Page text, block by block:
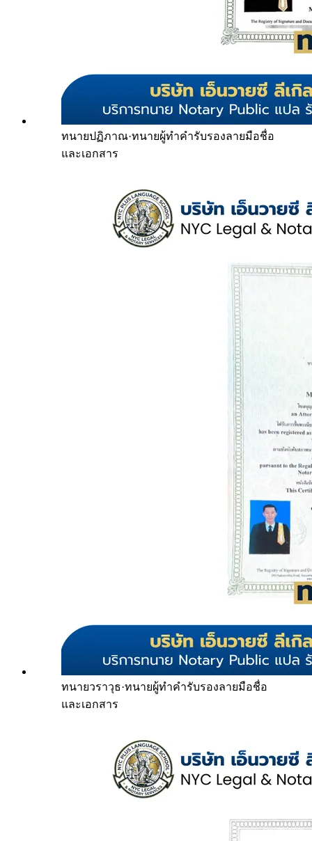
ทนายปฏิภาณ·ทนายผู้ทำคำรับรองลายมือชื่อ
และเอกสาร
ทนายวราวุธ·ทนายผู้ทำคำรับรองลายมือชื่อ
และเอกสาร